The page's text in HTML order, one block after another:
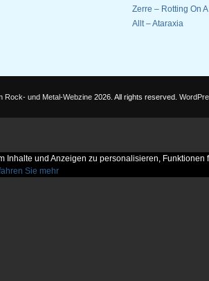
Zerre – Rotting On
Allt – Ataraxia
Rock- und Metal-Webzine 2026. All rights reserved.
Inhalte und Anzeigen zu personalisieren,
Sie mehr